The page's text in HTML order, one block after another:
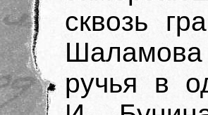
сквозь
ручья в